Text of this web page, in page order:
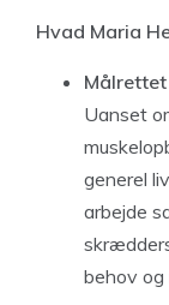
Hvad Maria
Målrettet
Uanset
generel
arbejde
behov og